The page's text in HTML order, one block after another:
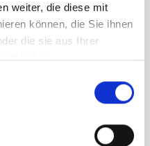
weiter, die diese mit
können, die Sie ihnen
die sie aus Ihrer
haben.